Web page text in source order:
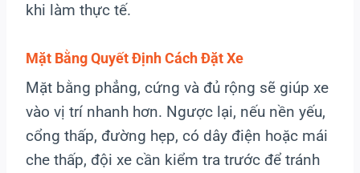
khi làm thực tế.
Mặt Bằng Quyết Định Cách Đặt Xe
Mặt bằng phẳng, cứng và đủ rộng sẽ giúp xe
vào vị trí nhanh hơn. Ngược lại, nếu nền yếu,
cổng thấp, đường hẹp, có dây điện hoặc mái
che thấp, đội xe cần kiểm tra trước để tránh